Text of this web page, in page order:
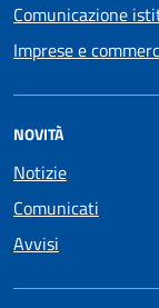
Comunicazione
Imprese e
NOVITÀ
Notizie
Comunicati
Avvisi